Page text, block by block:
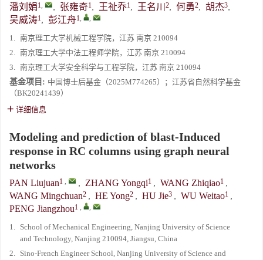
潘刘娟1, , 张雍奇1, 王祉乔1, 王名川 2, 何勇2, 胡杰3,
吴威涛1, 彭江舟1, ,
1. 南京理工大学机械工程学院，江苏 南京 210094
2. 南京理工大学中法工程师学院，江苏 南京 210094
3. 南京理工大学安全科学与工程学院，江苏 南京 210094
基金项目: 中国博士后基金（2025M774265）；江苏省自然科学基金
（BK20241439）
详细信息
Modeling and prediction of blast-Induced
response in RC columns using graph neural
networks
PAN Liujuan1 , , ZHANG Yongqi1 , WANG Zhiqiao1 ,
WANG Mingchuan2 , HE Yong2 , HU Jie3 , WU Weitao1 ,
PENG Jiangzhou1 , ,
1. School of Mechanical Engineering, Nanjing University of Science
and Technology, Nanjing 210094, Jiangsu, China
2. Sino-French Engineer School, Nanjing University of Science and